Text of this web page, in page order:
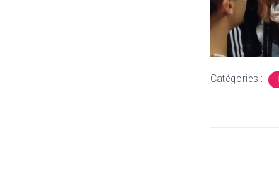
Catégories :